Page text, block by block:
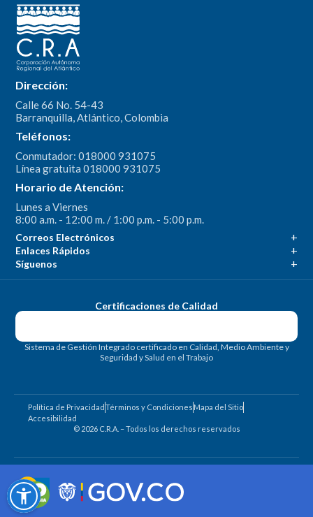
Dirección:
Calle 66 No. 54-43
Barranquilla, Atlántico, Colombia
Teléfonos:
Conmutador: 018000 931075
Línea gratuita 018000 931075
Horario de Atención:
Lunes a Viernes
8:00 a.m. - 12:00 m. / 1:00 p.m. - 5:00 p.m.
Correos Electrónicos
Enlaces Rápidos
Síguenos
Certificaciones de Calidad
Sistema de Gestión Integrado certificado en Calidad, Medio Ambiente y
Seguridad y Salud en el Trabajo
Política de PrivacidadTérminos y Condiciones Mapa del Sitio
Accesibilidad
© 2026 C.R.A. – Todos los derechos reservados